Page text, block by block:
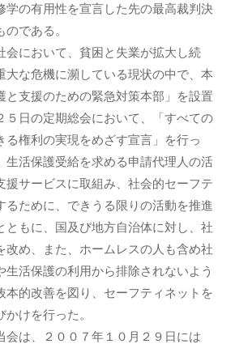
学の有用性を宣言した先の最高裁判決
である。
において、貧困と失業が拡大し続
大な危機に瀕している現状の中で、本
と支援のための緊急対策本部」を設置
５日の定期総会において、「すべての
る権利の実現をめざす宣言」を行っ
生活保護受給を求める申請代理人の活
援サービスに取組み、社会的セーフテ
るために、できうる限りの活動を推進
ともに、国及び地方自治体に対し、社
改め、また、ホームレスの人も含め社
生活保護の利用から排除されないよう
本的改善を図り、セーフティネットを
けを行った。
は、２００７年１０月２９日には